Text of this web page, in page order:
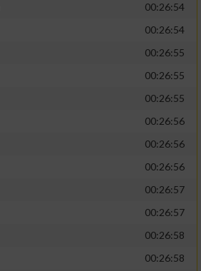
00:26:54
00:26:54
00:26:55
00:26:55
00:26:55
00:26:56
00:26:56
00:26:56
00:26:57
00:26:57
00:26:58
00:26:58